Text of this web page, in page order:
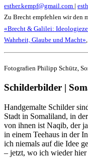
esther.kempf@gmail.com |
Zu Brecht empfehlen wir den
«Brecht & Galilei:
Wahrheit, Glaube und Macht»
Fotografien Philipp Schütz,
Schilderbilder |
Handgemalte Schilder
Stadt in Somaliland, in
von ihnen ist Naqib, der
in einem Teehaus in der
ich niemals auf die Idee
– jetzt, wo ich wieder